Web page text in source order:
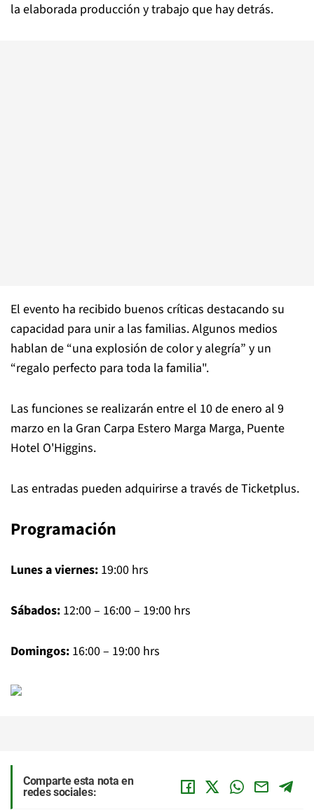
la elaborada producción y trabajo que hay detrás.
El evento ha recibido buenos críticas destacando su
capacidad para unir a las familias. Algunos medios
hablan de “una explosión de color y alegría” y un
“regalo perfecto para toda la familia".
Las funciones se realizarán entre el 10 de enero al 9
marzo en la Gran Carpa Estero Marga Marga, Puente
Hotel O'Higgins.
Las entradas pueden adquirirse a través de Ticketplus.
Programación
Lunes a viernes: 19:00 hrs
Sábados: 12:00 – 16:00 – 19:00 hrs
Domingos: 16:00 – 19:00 hrs
Comparte esta nota en
redes sociales: